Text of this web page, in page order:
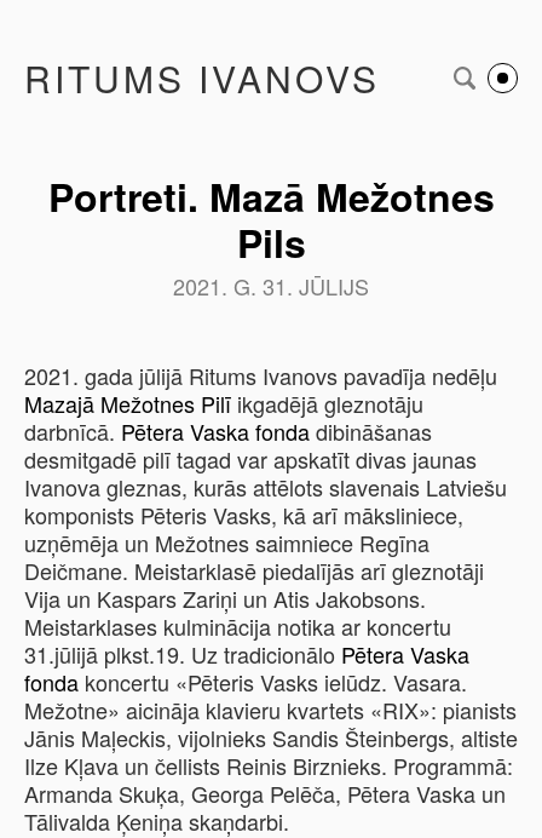
RITUMS IVANOVS
Portreti. Mazā Mežotnes
Pils
2021. G. 31. JŪLIJS
2021. gada jūlijā Ritums Ivanovs pavadīja nedēļu
Mazajā Mežotnes Pilī ikgadējā gleznotāju
darbnīcā. Pētera Vaska fondadibināšanas
desmitgadē pilī tagad var apskatīt divas jaunas
Ivanova gleznas, kurās attēlots slavenais Latviešu
komponists Pēteris Vasks, kā arī māksliniece,
uzņēmēja un Mežotnes saimniece Regīna
Deičmane. Meistarklasē piedalījās arī gleznotāji
Vija un Kaspars Zariņi un Atis Jakobsons.
Meistarklases kulminācija notika ar koncertu
31.jūlijā plkst.19. Uz tradicionālo Pētera Vaska
fonda koncertu «Pēteris Vasks ielūdz. Vasara.
Mežotne» aicināja klavieru kvartets «RIX»: pianists
Jānis Maļeckis, vijolnieks Sandis Šteinbergs, altiste
Ilze Kļava un čellists Reinis Birznieks. Programmā:
Armanda Skuķa, Georga Pelēča, Pētera Vaska un
Tālivalda Ķeniņa skaņdarbi.